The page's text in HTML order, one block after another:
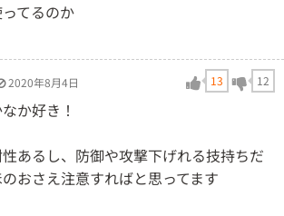
てるのか
2020年8月4日 13 12
か好き！
あるし、防御や攻撃下げれる技持ちだ
おさえ注意すればと思ってます